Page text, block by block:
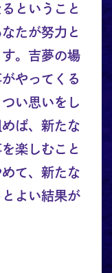
ということ
たが努力と
。吉夢の場
やってくる
い思いをし
ば、新たな
楽しむこと
て、新たな
よい結果が